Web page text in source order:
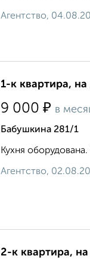
Агентство,
1-к квартира,
9 000 ₽ в
Бабушкина 281/1
Кухня
Агентство,
2-к квартира,